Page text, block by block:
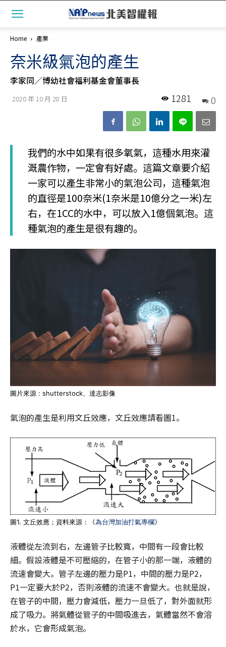
Home 產業
奈米級氣泡的產生
李家同／博幼社會福利基金會董事長
2020 年 10 月 28 日 0
1281
我們的水中如果有很多氧氣，這種水用來灌
溉農作物，一定會有好處。這篇文章要介紹
一家可以產生非常小的氣泡公司，這種氣泡
的直徑是100奈米(1奈米是10億分之一米)左
右，在1CC的水中，可以放入1億個氣泡。這
種氣泡的產生是很有趣的。
圖片來源 : shutterstock、達志影像
氣泡的產生是利用文丘效應，文丘效應請看圖1。
圖1. 文丘效應；資料來源：《為台灣加油打氣專欄》
液體從左流到右，左邊管子比較寬，中間有一段會比較
細。假設液體是不可壓縮的，在管子小的那一端，液體的
流速會變大。管子左邊的壓力是P1，中間的壓力是P2，
P1一定要大於P2，否則液體的流速不會變大。也就是說，
在管子的中間，壓力會減低，壓力一旦低了，對外面就形
成了吸力。將氣體從管子的中間吸進去，氣體當然不會溶
於水，它會形成氣泡。